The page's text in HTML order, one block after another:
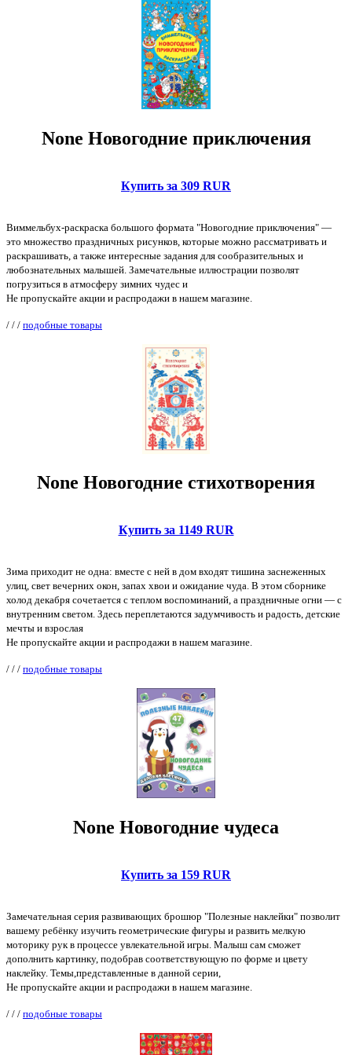
None Новогодние приключения
Купить за 309 RUR
Виммельбух-раскраска большого формата "Новогодние приключения" —
это множество праздничных рисунков, которые можно рассматривать и
раскрашивать, а также интересные задания для сообразительных и
любознательных малышей. Замечательные иллюстрации позволят
погрузиться в атмосферу зимних чудес и
Не пропускайте акции и распродажи в нашем магазине.
/ / / подобные товары
None Новогодние стихотворения
Купить за 1149 RUR
Зима приходит не одна: вместе с ней в дом входят тишина заснеженных
улиц, свет вечерних окон, запах хвои и ожидание чуда. В этом сборнике
холод декабря сочетается с теплом воспоминаний, а праздничные огни — с
внутренним светом. Здесь переплетаются задумчивость и радость, детские
мечты и взрослая
Не пропускайте акции и распродажи в нашем магазине.
/ / / подобные товары
None Новогодние чудеса
Купить за 159 RUR
Замечательная серия развивающих брошюр "Полезные наклейки" позволит
вашему ребёнку изучить геометрические фигуры и развить мелкую
моторику рук в процессе увлекательной игры. Малыш сам сможет
дополнить картинку, подобрав соответствующую по форме и цвету
наклейку. Темы,представленные в данной серии,
Не пропускайте акции и распродажи в нашем магазине.
/ / / подобные товары